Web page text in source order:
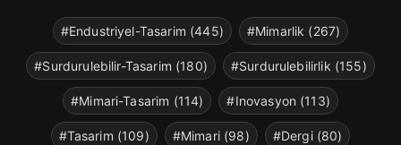
#Endustriyel-Tasarim (445) #Mimarlik (267)
#Surdurulebilir-Tasarim (180) #Surdurulebilirlik (155)
#Mimari-Tasarim (114) #Inovasyon (113)
#Tasarim (109) #Mimari (98) #Dergi (80)